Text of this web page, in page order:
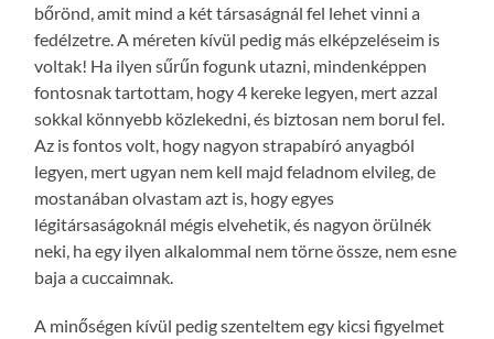
bőrönd, amit mind a két társaságnál fel lehet vinni a
fedélzetre. A méreten kívül pedig más elképzeléseim is
voltak! Ha ilyen sűrűn fogunk utazni, mindenképpen
fontosnak tartottam, hogy 4 kereke legyen, mert azzal
sokkal könnyebb közlekedni, és biztosan nem borul fel.
Az is fontos volt, hogy nagyon strapabíró anyagból
legyen, mert ugyan nem kell majd feladnom elvileg, de
mostanában olvastam azt is, hogy egyes
légitársaságoknál mégis elvehetik, és nagyon örülnék
neki, ha egy ilyen alkalommal nem törne össze, nem esne
baja a cuccaimnak.
A minőségen kívül pedig szenteltem egy kicsi figyelmet